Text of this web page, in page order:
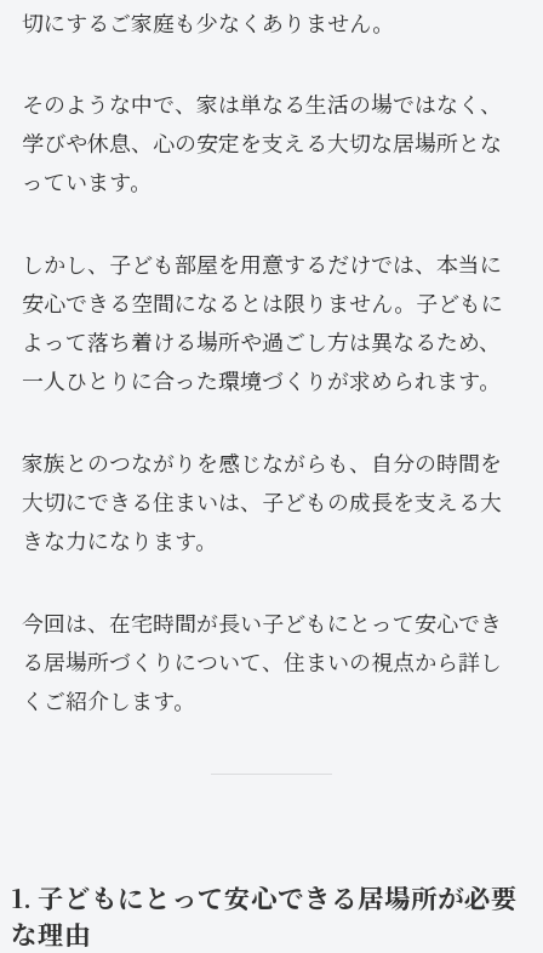
切にするご家庭も少なくありません。
そのような中で、家は単なる生活の場ではなく、
学びや休息、心の安定を支える大切な居場所とな
っています。
しかし、子ども部屋を用意するだけでは、本当に
安心できる空間になるとは限りません。子どもに
よって落ち着ける場所や過ごし方は異なるため、
一人ひとりに合った環境づくりが求められます。
家族とのつながりを感じながらも、自分の時間を
大切にできる住まいは、子どもの成長を支える大
きな力になります。
今回は、在宅時間が長い子どもにとって安心でき
る居場所づくりについて、住まいの視点から詳し
くご紹介します。
1. 子どもにとって安心できる居場所が必要
な理由